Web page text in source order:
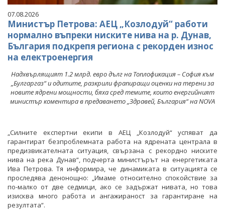
07.08.2026
Министър Петрова: АЕЦ „Козлодуй“ работи
нормално въпреки ниските нива на р. Дунав,
България подкрепя региона с рекорден износ
на електроенергия
Надхвърлящият 1.2 млрд. евро дълг на Топлофикация – София към
„Булгаргаз“ и одитите, разкрили фрапиращи оценки на терени за
новите ядрени мощности, бяха сред темите, които енергийният
министър коментира в предаването „Здравей, България“ на NOVA
„Силните експертни екипи в АЕЦ „Козлодуй“ успяват да
гарантират безпроблемната работа на ядрената централа в
предизвикателната ситуация, свързана с рекордно ниските
нива на река Дунав“, подчерта министърът на енергетиката
Ива Петрова. Тя информира, че динамиката в ситуацията се
проследява денонощно: „Имаме относително спокойствие за
по-малко от две седмици, ако се задържат нивата, но това
изисква много работа и ангажираност за гарантиране на
резултата“.